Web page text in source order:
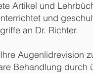
Artikel und
und
an Dr. Richter.
Augenlidrevision
Behandlung durch